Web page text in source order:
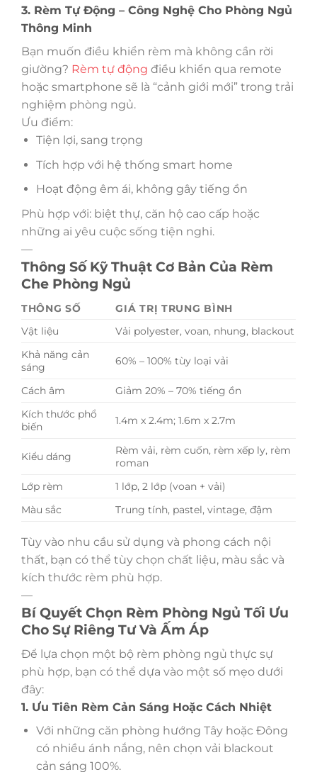
3. Rèm Tự Động – Công Nghệ Cho Phòng Ngủ
Thông Minh
Bạn muốn điều khiển rèm mà không cần rời
giường? Rèm tự động điều khiển qua remote
hoặc smartphone sẽ là “cảnh giới mới” trong trải
nghiệm phòng ngủ.
Ưu điểm:
Tiện lợi, sang trọng
Tích hợp với hệ thống smart home
Hoạt động êm ái, không gây tiếng ồn
Phù hợp với: biệt thự, căn hộ cao cấp hoặc
những ai yêu cuộc sống tiện nghi.
—
Thông Số Kỹ Thuật Cơ Bản Của Rèm
Che Phòng Ngủ
THÔNG SỐ
GIÁ TRỊ TRUNG BÌNH
Vật liệu
Vải polyester, voan, nhung, blackout
Khả năng cản
sáng
60% – 100% tùy loại vải
Cách âm
Giảm 20% – 70% tiếng ồn
Kích thước phổ
biến
1.4m x 2.4m; 1.6m x 2.7m
Kiểu dáng
Rèm vải, rèm cuốn, rèm xếp ly, rèm
roman
Lớp rèm
1 lớp, 2 lớp (voan + vải)
Màu sắc
Trung tính, pastel, vintage, đậm
Tùy vào nhu cầu sử dụng và phong cách nội
thất, bạn có thể tùy chọn chất liệu, màu sắc và
kích thước rèm phù hợp.
—
Bí Quyết Chọn Rèm Phòng Ngủ Tối Ưu
Cho Sự Riêng Tư Và Ấm Áp
Để lựa chọn một bộ rèm phòng ngủ thực sự
phù hợp, bạn có thể dựa vào một số mẹo dưới
đây:
1. Ưu Tiên Rèm Cản Sáng Hoặc Cách Nhiệt
Với những căn phòng hướng Tây hoặc Đông
có nhiều ánh nắng, nên chọn vải blackout
cản sáng 100%.